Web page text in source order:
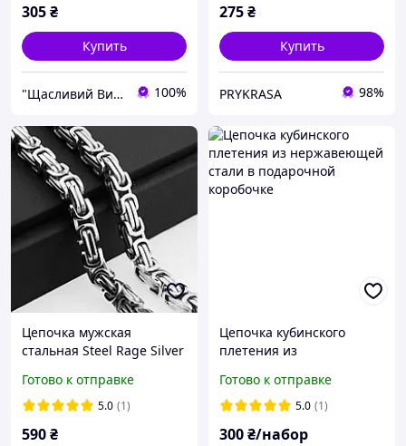
305₴
Купить
"Щасливий Випадок" - Інтернет-магазин парних прикрас і ланцюжків 100%
275₴
Купить
PRYKRASA 98%
Цепочка мужская
стальная Steel Rage Silver
Готово к отправке
5.0 (1)
590₴
Цепочка кубинского
плетения из
подарочной коробочке
Готово к отправке
5.0 (1)
300₴/набор